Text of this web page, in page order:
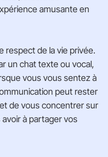
amusante en
respect de la vie privée.
un chat texte ou vocal,
vous vous sentez à
peut rester
de vous concentrer sur
à partager vos